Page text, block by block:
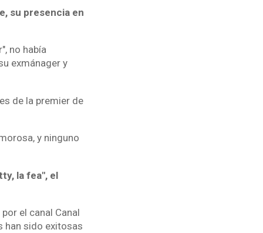
su presencia en
no había
exmánager y
de la premier de
y ninguno
la fea", el
el canal Canal
han sido exitosas